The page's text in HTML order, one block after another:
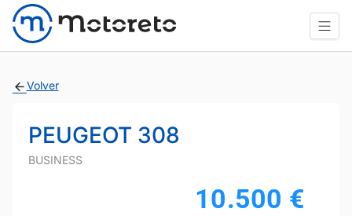
Volver
PEUGEOT 308
BUSINESS
10.500 €